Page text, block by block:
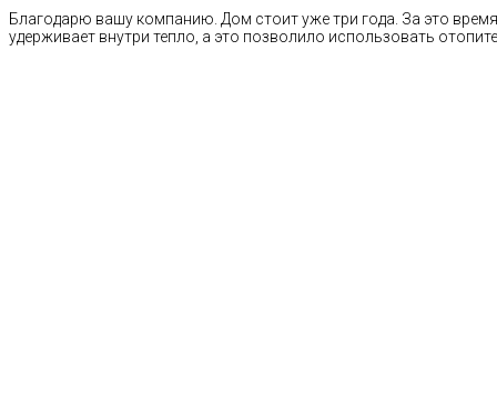
Благодарю вашу компанию. Дом стоит уже три года. За это
удерживает внутри тепло, а это позволило использовать